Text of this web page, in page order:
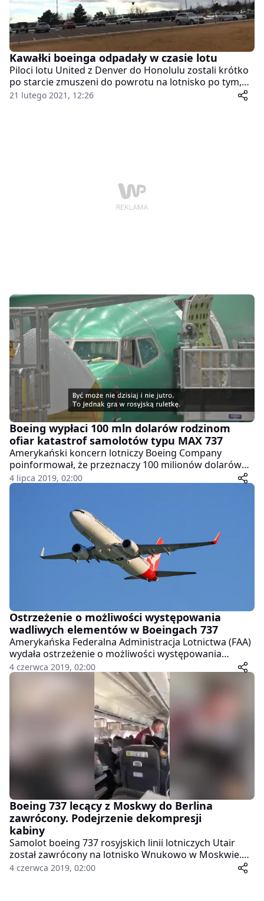
Kawałki boeinga odpadały w czasie lotu
Piloci lotu United z Denver do Honolulu zostali krótko
po starcie zmuszeni do powrotu na lotnisko po tym,
gdy awarii uległ jeden z silników maszyny. Najpierw
21 lutego 2021, 12:26
Boeing wypłaci 100 mln dolarów rodzinom
ofiar katastrof samolotów typu MAX 737
Amerykański koncern lotniczy Boeing Company
poinformował, że przeznaczy 100 milionów dolarów
na pomoc rodzinom ofiar dwóch ostatnich katastrof
samolotów typu MAX 737. Władze spółki zapewniają,
wiele lat. W dwóch katastrofach samolotów firmy
Boeing, do których doszło w ostatnich miesiącach,
zginęło łącznie 346 osób.
4 lipca 2019, 02:00
Ostrzeżenie o możliwości występowania
wadliwych elementów w Boeingach 737
Amerykańska Federalna Administracja Lotnictwa (FAA)
wydała ostrzeżenie o możliwości występowania
wadliwego elementu skrzydła w Boeingach 737, także
w tymczasowo uziemionych modeli 737 MAX. Maszyny
tego drugiego typu zostały wycofane z eksploatacji po
dwóch katastrofach lotniczych z ich udziałem.
Przedstawiciele koncernu Boeing potwierdzili, że
zidentyfikowano 21 samolotów typu 737, które mogą
mieć feralną część, oraz że zalecono liniom lotniczym
sprawdzenie dodatkowych 112 maszyn.
4 czerwca 2019, 02:00
Boeing 737 lecący z Moskwy do Berlina
zawrócony. Podejrzenie dekompresji
kabiny
Samolot boeing 737 rosyjskich linii lotniczych Utair
został zawrócony na lotnisko Wnukowo w Moskwie.
Przyczyną było podejrzenie dekompresji kabiny. Nie
4 czerwca 2019, 02:00